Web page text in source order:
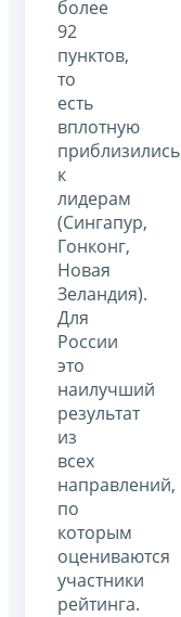
более
92
пунктов,
то
есть
вплотную
приблизились
к
лидерам
(Сингапур,
Гонконг,
Новая
Зеландия).
Для
России
это
наилучший
результат
из
всех
направлений,
по
которым
оцениваются
участники
рейтинга.